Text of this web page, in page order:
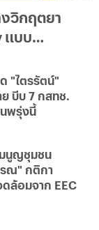
กฤตยา
"ไตรรัตน์"
บีบ 7 กสทช.
นูญชุมชน
ณ" กติกา